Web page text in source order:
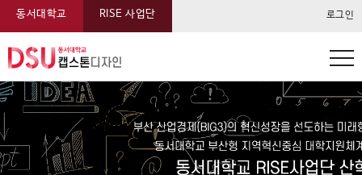
동서대학교 RISE 사업단 로그인